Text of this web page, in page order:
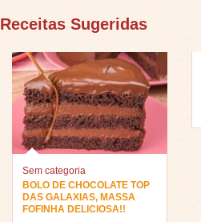
Receitas Sugeridas
Sem categoria
BOLO DE CHOCOLATE TOP
DAS GALAXIAS, MASSA
FOFINHA DELICIOSA!!